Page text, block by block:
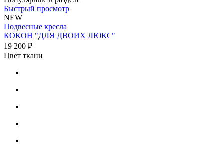
Быстрый просмотр
NEW
Подвесные кресла
КОКОН "ДЛЯ ДВОИХ ЛЮКС"
19 200 ₽
Цвет ткани